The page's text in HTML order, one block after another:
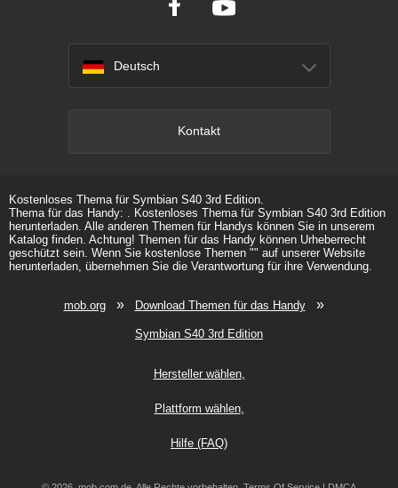
Deutsch
Kontakt
Kostenloses Thema für Symbian S40 3rd Edition.
Thema für das Handy: . Kostenloses Thema für Symbian S40 3rd Edition
herunterladen. Alle anderen Themen für Handys können Sie in unserem
Katalog finden. Achtung! Themen für das Handy können Urheberrecht
geschützt sein. Wenn Sie kostenlose Themen "" auf unserer Website
herunterladen, übernehmen Sie die Verantwortung für ihre Verwendung.
mob.org» Download Themen für das Handy»
Symbian S40 3rd Edition
Hersteller wählen
Plattform wählen
Hilfe (FAQ)